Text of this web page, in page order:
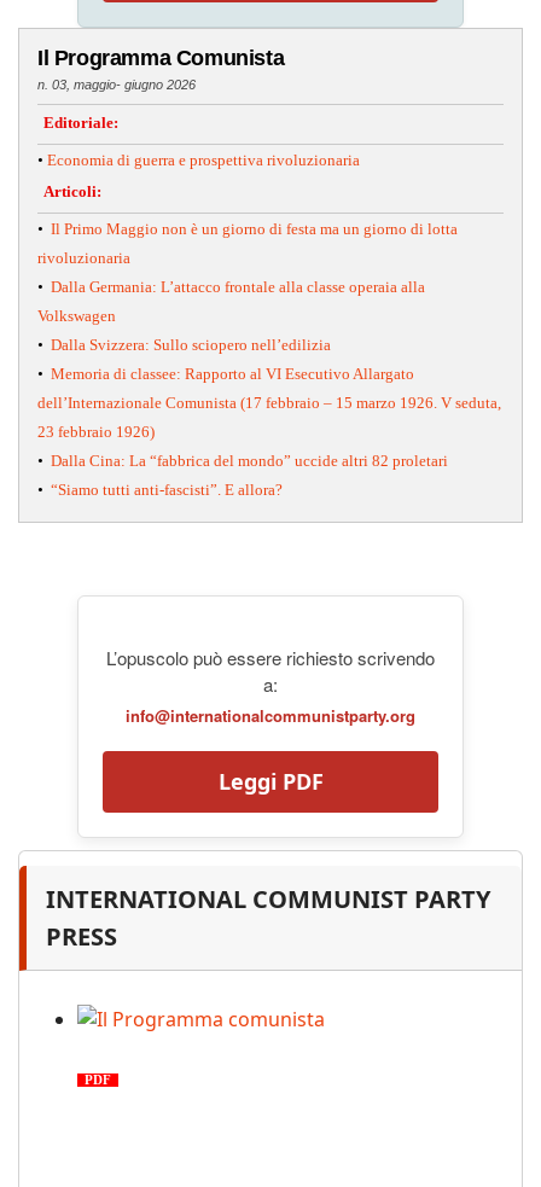
Il Programma Comunista
n. 03, maggio- giugno 2026
Editoriale:
• Economia di guerra e prospettiva rivoluzionaria
Articoli:
• Il Primo Maggio non è un giorno di festa ma un giorno di lotta
rivoluzionaria
• Dalla Germania: L’attacco frontale alla classe operaia alla
Volkswagen
• Dalla Svizzera: Sullo sciopero nell’edilizia
• Memoria di classee: Rapporto al VI Esecutivo Allargato
dell’Internazionale Comunista (17 febbraio – 15 marzo 1926. V seduta,
23 febbraio 1926)
• Dalla Cina: La “fabbrica del mondo” uccide altri 82 proletari
• “Siamo tutti anti-fascisti”. E allora?
L’opuscolo può essere richiesto scrivendo
a:
info@internationalcommunistparty.org
Leggi PDF
INTERNATIONAL COMMUNIST PARTY
PRESS
PDF